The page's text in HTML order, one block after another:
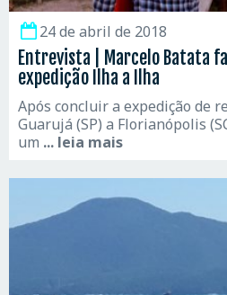
24 de abril de 2018
Entrevista | Marcelo Batata
expedição Ilha a Ilha
Após concluir a expedição de
Guarujá (SP) a Florianópolis
um ... leia mais